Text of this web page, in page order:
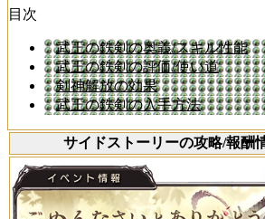
目次
武王の鉄剣の奥義/スキル性能
武王の鉄剣の評価/使い道
剣神解放の効果
武王の鉄剣の入手方法
サイドストーリーの攻略/報酬